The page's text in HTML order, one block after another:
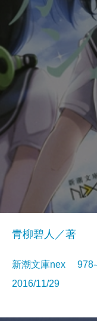
青柳碧人／著
新潮文庫nex
2016/11/29